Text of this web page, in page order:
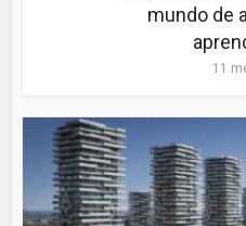
mundo de
11